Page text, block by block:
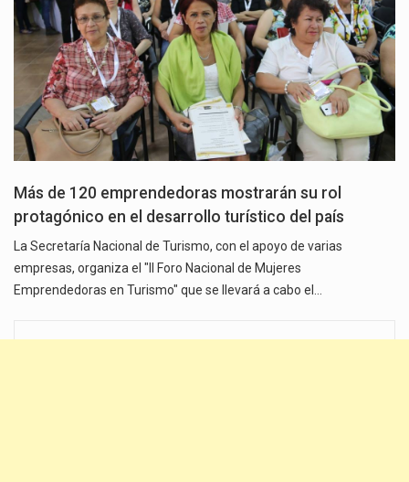
Más de 120 emprendedoras mostrarán su rol
protagónico en el desarrollo turístico del país
La Secretaría Nacional de Turismo, con el apoyo de varias
empresas, organiza el "II Foro Nacional de Mujeres
Emprendedoras en Turismo" que se llevará a cabo el…